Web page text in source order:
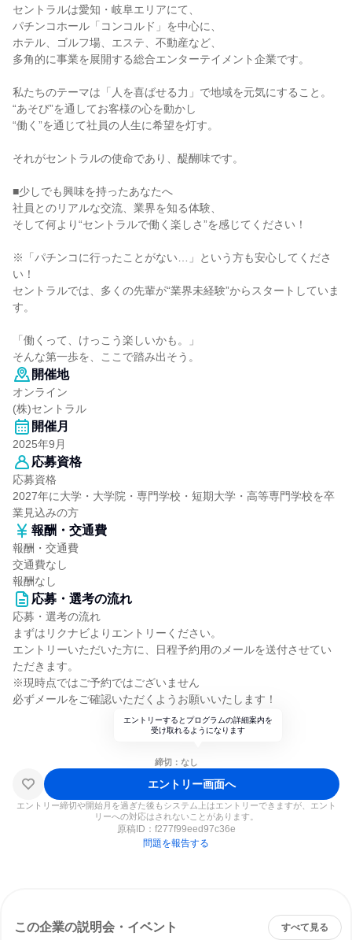
セントラルは愛知・岐阜エリアにて、
パチンコホール「コンコルド」を中心に、
ホテル、ゴルフ場、エステ、不動産など、
多角的に事業を展開する総合エンターテイメント企業です。
私たちのテーマは「人を喜ばせる力」で地域を元気にすること。
“あそび”を通してお客様の心を動かし
“働く”を通じて社員の人生に希望を灯す。
それがセントラルの使命であり、醍醐味です。
■少しでも興味を持ったあなたへ
社員とのリアルな交流、業界を知る体験、
そして何より“セントラルで働く楽しさ”を感じてください！
※「パチンコに行ったことがない…」という方も安心してくださ
い！
セントラルでは、多くの先輩が“業界未経験”からスタートしていま
す。
「働くって、けっこう楽しいかも。」
そんな第一歩を、ここで踏み出そう。
開催地
オンライン
(株)セントラル
開催月
2025年9月
応募資格
応募資格
2027年に大学・大学院・専門学校・短期大学・高等専門学校を卒
業見込みの方
報酬・交通費
報酬・交通費
交通費なし
報酬なし
応募・選考の流れ
応募・選考の流れ
まずはリクナビよりエントリーください。
エントリーいただいた方に、日程予約用のメールを送付させてい
ただきます。
※現時点ではご予約ではございません
必ずメールをご確認いただくようお願いいたします！
エントリーするとプログラムの詳細案内を
受け取れるようになります
締切：なし
エントリー画面へ
エントリー締切や開始月を過ぎた後もシステム上はエントリーできますが、エント
リーへの対応はされないことがあります。
原稿ID： f277f99eed97c36e
問題を報告する
この企業の説明会・イベント すべて見る